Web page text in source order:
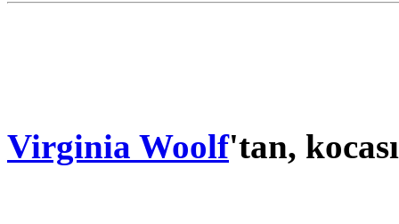
Virginia Woolf'tan,